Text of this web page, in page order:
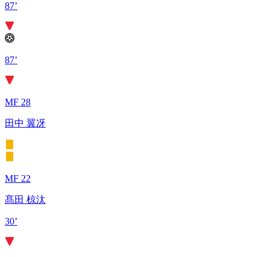
87’
87’
MF 28
田中 翼冴
MF 22
髙田 椋汰
30’